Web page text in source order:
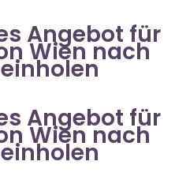
Angebot für
Wien nach
Angebot für
Wien nach